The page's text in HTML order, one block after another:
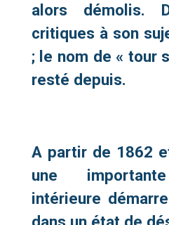
alors démolis.
critiques à son
; le nom de « tour
resté depuis.
A partir de 1862
une
intérieure